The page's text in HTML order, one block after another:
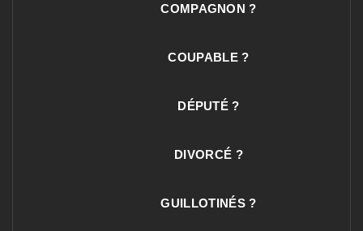
COMPAGNON ?
COUPABLE ?
DÉPUTÉ ?
DIVORCÉ ?
GUILLOTINÉS ?